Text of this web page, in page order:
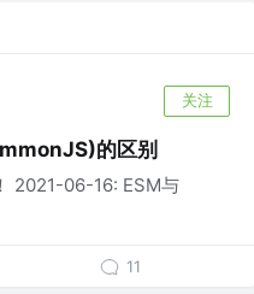
关注
的区别
2021-06-16: ESM与
11